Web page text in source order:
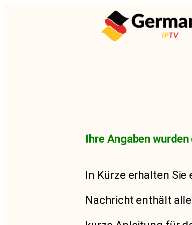
Ihre Angaben
In Kürze erhalten
Nachricht enthält